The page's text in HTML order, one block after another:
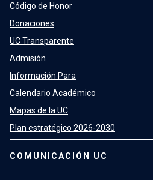
Código de Honor
Donaciones
UC Transparente
Admisión
Información Para
Calendario Académico
Mapas de la UC
Plan estratégico 2026-2030
COMUNICACIÓN UC